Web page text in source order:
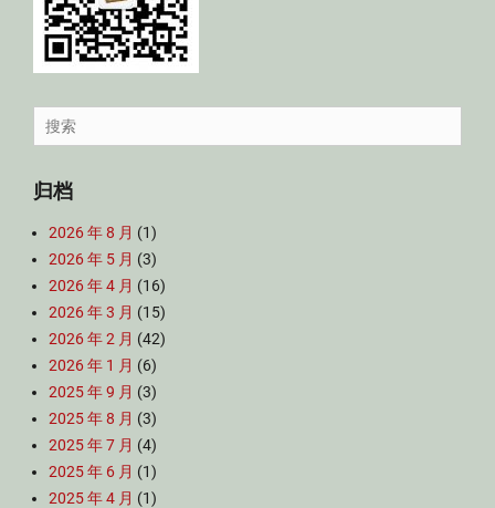
Search
for:
归档
2026 年 8 月 (1)
2026 年 5 月 (3)
2026 年 4 月 (16)
2026 年 3 月 (15)
2026 年 2 月 (42)
2026 年 1 月 (6)
2025 年 9 月 (3)
2025 年 8 月 (3)
2025 年 7 月 (4)
2025 年 6 月 (1)
2025 年 4 月 (1)